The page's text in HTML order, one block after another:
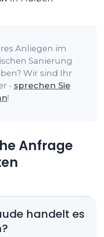
Anliegen im
Sanierung
Wir sind Ihr
- sprechen Sie
!
Anfrage